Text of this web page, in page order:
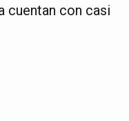
cuentan con casi